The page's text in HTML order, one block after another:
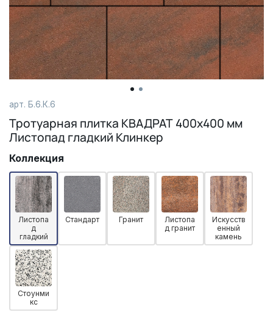
арт. Б.6.К.6
Тротуарная плитка КВАДРАТ 400х400 мм
Листопад гладкий Клинкер
Коллекция
Листопа
д
гладкий
Стандарт Гранит
Листопа
д гранит
Искусств
енный
камень
Стоунми
кс